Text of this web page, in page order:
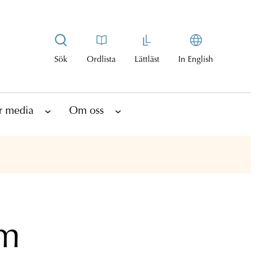
Sök Ordlista Lättläst In English
media Om oss